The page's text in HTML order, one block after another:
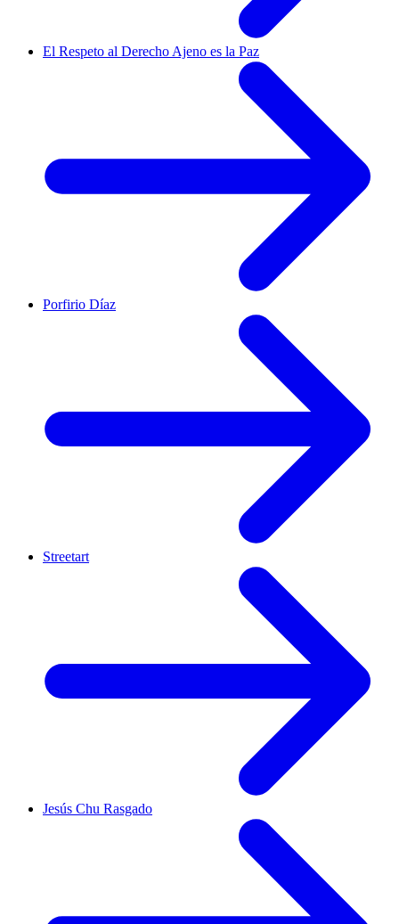
El Respeto al Derecho Ajeno es la Paz
Porfirio Díaz
Streetart
Jesús Chu Rasgado